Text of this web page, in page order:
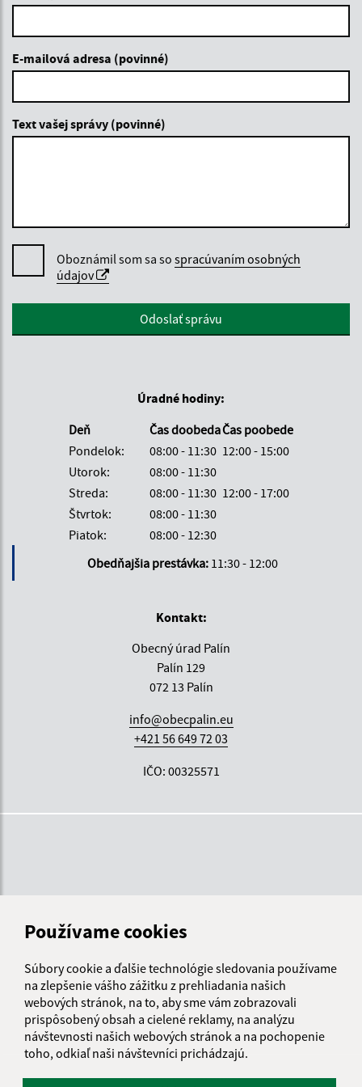
Používame cookies
Súbory cookie a ďalšie technológie sledovania používame
na zlepšenie vášho zážitku z prehliadania našich
webových stránok, na to, aby sme vám zobrazovali
prispôsobený obsah a cielené reklamy, na analýzu
návštevnosti našich webových stránok a na pochopenie
toho, odkiaľ naši návštevníci prichádzajú.
E-mailová adresa (povinné)
Text vašej správy (povinné)
Oboznámil som sa so spracúvaním osobných
údajov
Google reCaptcha ResponseOdoslať správu
Úradné hodiny:
Deň
Čas doobedaČas poobede
Pondelok:
08:00 - 11:30 12:00 - 15:00
Utorok:
08:00 - 11:30
Streda:
08:00 - 11:30 12:00 - 17:00
Štvrtok:
08:00 - 11:30
Piatok:
08:00 - 12:30
Obedňajšia prestávka: 11:30 - 12:00
Kontakt:
Obecný úrad Palín
Palín 129
072 13 Palín
info@obecpalin.eu
+421 56 649 72 03
IČO: 00325571
Informácie o stránke: